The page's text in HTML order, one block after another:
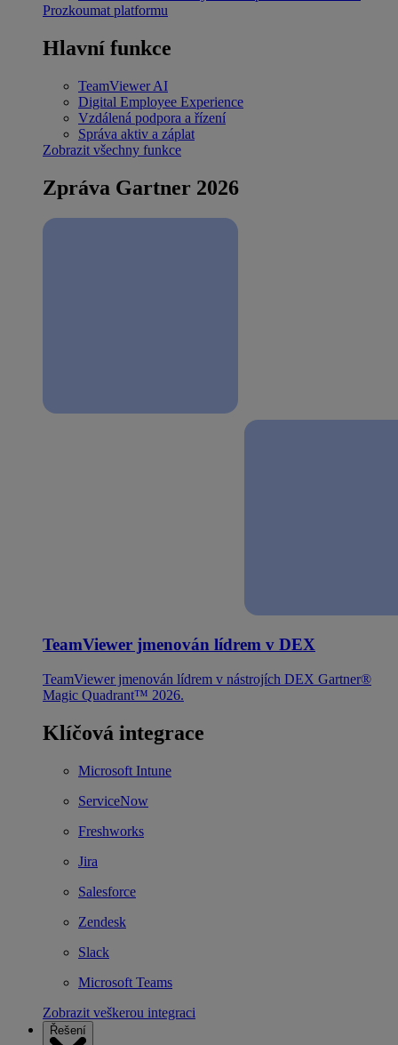
Prozkoumat platformu
Hlavní funkce
TeamViewer AI
Digital Employee Experience
Vzdálená podpora a řízení
Správa aktiv a záplat
Zobrazit všechny funkce
Zpráva Gartner 2026
TeamViewer jmenován lídrem v DEX
TeamViewer jmenován lídrem v nástrojích DEX Gartner®
Magic Quadrant™ 2026.
Klíčová integrace
Microsoft Intune
ServiceNow
Freshworks
Jira
Salesforce
Zendesk
Slack
Microsoft Teams
Zobrazit veškerou integraci
Řešení